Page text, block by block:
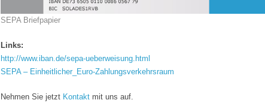
SEPA Briefpapier
Links:
http://www.iban.de/sepa-ueberweisung.html
SEPA – Einheitlicher_Euro-Zahlungsverkehrsraum
Nehmen Sie jetzt Kontakt mit uns auf.